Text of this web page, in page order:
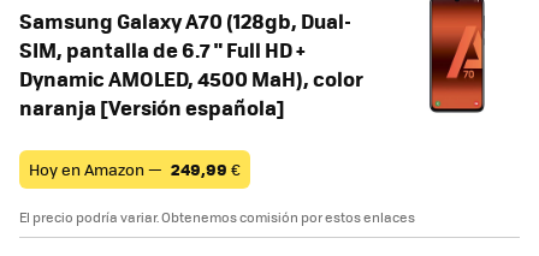
Samsung Galaxy A70 (128gb, Dual-
SIM, pantalla de 6.7 " Full HD +
Dynamic AMOLED, 4500 MaH), color
naranja [Versión española]
Hoy en Amazon — 249,99 €
El precio podría variar. Obtenemos comisión por estos enlaces